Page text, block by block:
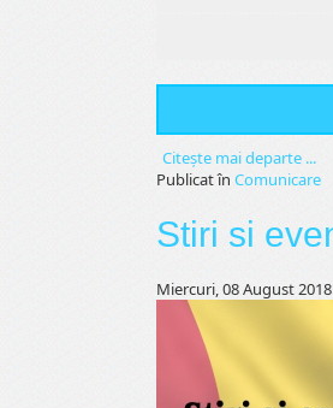
Citeşte mai departe ...
Publicat în Comunicare
Stiri si
Miercuri, 08 August